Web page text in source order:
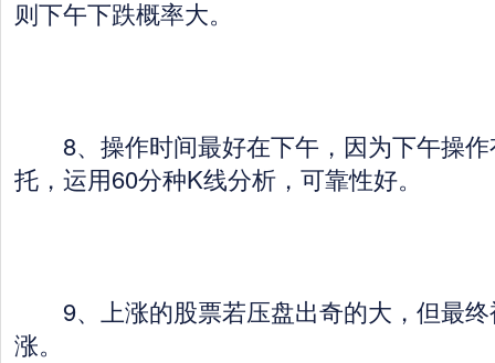
则下午下跌概率大。
8、操作时间最好在下午，因为下午操作
托，运用60分种K线分析，可靠性好。
9、上涨的股票若压盘出奇的大，但最终
涨。